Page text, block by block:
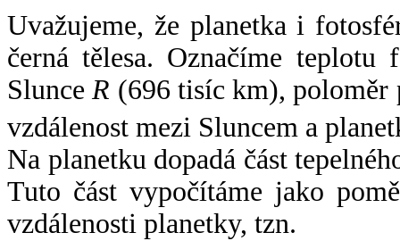
Uvažujeme, že planetka i
černá tělesa. Označíme
SlunceR (696 tisíc km),
vzdálenost mezi Sluncem a
Na planetku dopadá část
Tuto část vypočítáme jako
vzdálenosti planetky, tzn.